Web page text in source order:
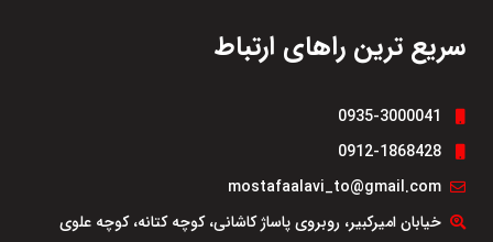
سریع ترین راهای ارتباط
0935-3000041
0912-1868428
mostafaalavi_to@gmail.com
خیابان امیرکبیر، روبروی پاساژ کاشانی، کوچه کتانه، کوچه علوی